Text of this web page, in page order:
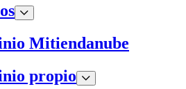
Mitiendanube
propio